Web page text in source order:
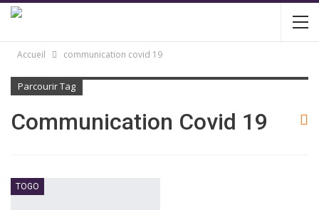
Accueil communication covid 19
Parcourir Tag
Communication Covid 19
TOGO